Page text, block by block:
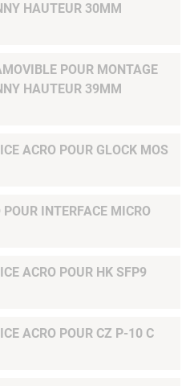
HAUTEUR 30MM
POUR MONTAGE
HAUTEUR 39MM
ACRO POUR GLOCK MOS
INTERFACE MICRO
ACRO POUR HK SFP9
ACRO POUR CZ P-10 C